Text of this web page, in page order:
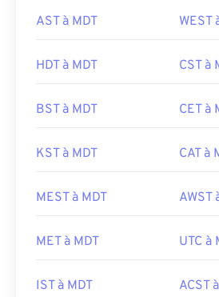
AST à MDT WEST
HDT à MDT CST à
BST à MDT CET à
KST à MDT CAT à
MEST à MDT AWST
MET à MDT UTC à
IST à MDT ACST